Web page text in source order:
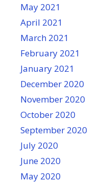
May 2021
April 2021
March 2021
February 2021
January 2021
December 2020
November 2020
October 2020
September 2020
July 2020
June 2020
May 2020